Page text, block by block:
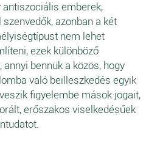
antiszociális emberek,
azonban a két
nem lehet
ezek különböző
bennük a közös, hogy
való beilleszkedés egyik
figyelembe mások jogait,
erőszakos viselkedésűek